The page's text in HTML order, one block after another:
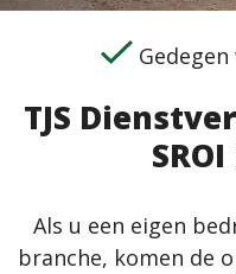
TJS
Als u een eigen
branche, komen de